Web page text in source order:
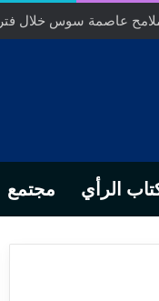
وبصمة رجل أعمال ناجح
الرأي مجتمع